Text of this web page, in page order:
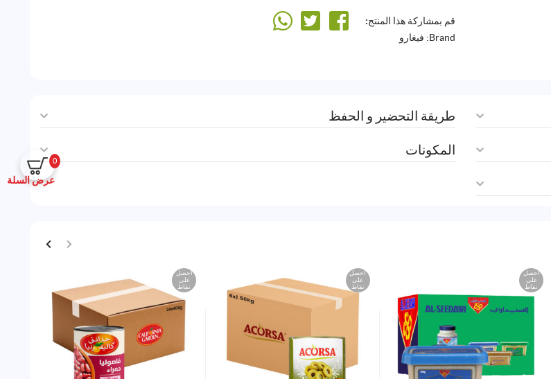
0
عرض السلة
قم بمشاركة هذا المنتج:
Brand: فيغارو
طريقة التحضير و الحفظ
المكونات
احصل
على
نقاط
احصل
على
نقاط
احصل
على
نقاط